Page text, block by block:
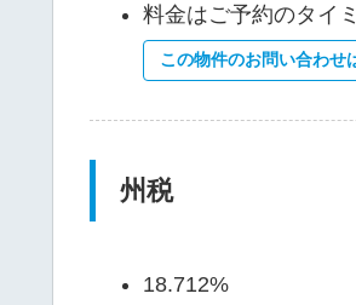
料金はご予約のタイ
この物件のお問い合わせ
州税
18.712%